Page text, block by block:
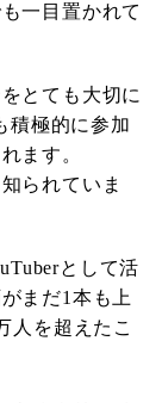
一目置かれて
とても大切に
積極的に参加
ます。
られていま
として活
まだ1本も上
人を超えたこ